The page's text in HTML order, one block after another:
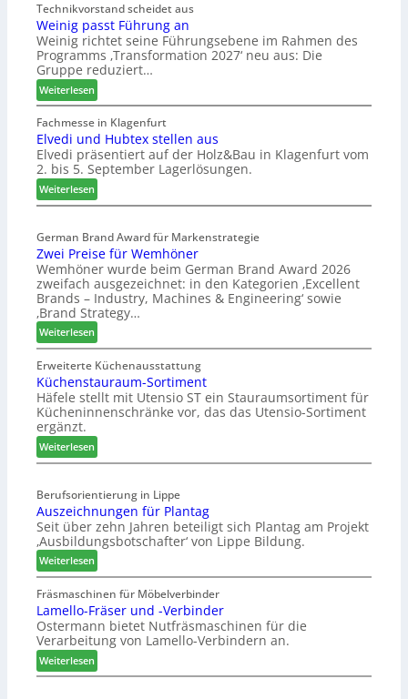
Technikvorstand scheidet aus
Weinig passt Führung an
Weinig richtet seine Führungsebene im Rahmen des
Programms ‚Transformation 2027‘ neu aus: Die
Gruppe reduziert…
Weiterlesen:
W
e
i
n
i
p
s
s
t
F
ü
h
r
u
n
g
a
n
Fachmesse in Klagenfurt
Elvedi und Hubtex stellen aus
Elvedi präsentiert auf der Holz&Bau in Klagenfurt vom
2. bis 5. September Lagerlösungen.
Weiterlesen:
E
v
e
d
i
u
n
d
H
u
b
t
e
x
s
t
l
e
n
a
u
s
German Brand Award für Markenstrategie
Zwei Preise für Wemhöner
Wemhöner wurde beim German Brand Award 2026
zweifach ausgezeichnet: in den Kategorien ‚Excellent
Brands – Industry, Machines & Engineering‘ sowie
‚Brand Strategy…
Weiterlesen:
Z
w
e
i
P
e
i
e
f
ü
r
W
e
m
h
ö
n
e
r
Erweiterte Küchenausstattung
Küchenstauraum-Sortiment
Häfele stellt mit Utensio ST ein Stauraumsortiment für
Kücheninnenschränke vor, das das Utensio-Sortiment
ergänzt.
Weiterlesen:
K
c
h
e
n
s
t
a
u
r
a
m
Berufsorientierung in Lippe
Auszeichnungen für Plantag
Seit über zehn Jahren beteiligt sich Plantag am Projekt
‚Ausbildungsbotschafter‘ von Lippe Bildung.
Weiterlesen:
A
u
s
z
e
c
Fräsmaschinen für Möbelverbinder
Lamello-Fräser und -Verbinder
Ostermann bietet Nutfräsmaschinen für die
Verarbeitung von Lamello-Verbindern an.
Weiterlesen:
L